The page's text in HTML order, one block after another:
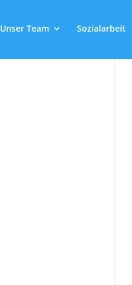
Unser Team Sozialarbeit